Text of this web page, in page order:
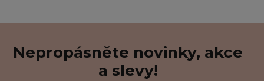
Nepropásněte novinky, akce
a slevy!